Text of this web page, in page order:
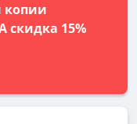
копии
скидка 15%